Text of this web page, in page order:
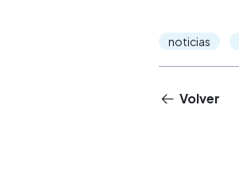
noticias
Volver